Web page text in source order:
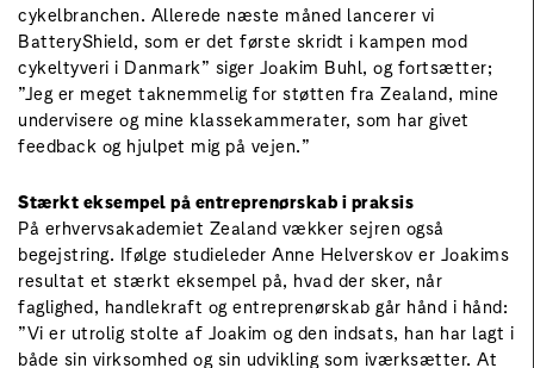
cykelbranchen. Allerede næste måned lancerer vi
BatteryShield, som er det første skridt i kampen mod
cykeltyveri i Danmark” siger Joakim Buhl, og fortsætter;
”Jeg er meget taknemmelig for støtten fra Zealand, mine
undervisere og mine klassekammerater, som har givet
feedback og hjulpet mig på vejen.”
Stærkt eksempel på entreprenørskab i praksis
På erhvervsakademiet Zealand vækker sejren også
begejstring. Ifølge studieleder Anne Helverskov er Joakims
resultat et stærkt eksempel på, hvad der sker, når
faglighed, handlekraft og entreprenørskab går hånd i hånd:
”Vi er utrolig stolte af Joakim og den indsats, han har lagt i
både sin virksomhed og sin udvikling som iværksætter. At